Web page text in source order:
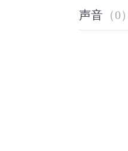
声音 （0）